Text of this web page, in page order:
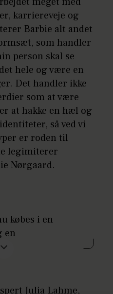
karriereveje og
Barbie alt andet
som handler
person skal se
hele og være en
Det handler ikke
som at være
at hakke en hæl og
så ved vi
er roden til
legimiterer
Nørgaard.
købes i en
en
Julia Lahme,